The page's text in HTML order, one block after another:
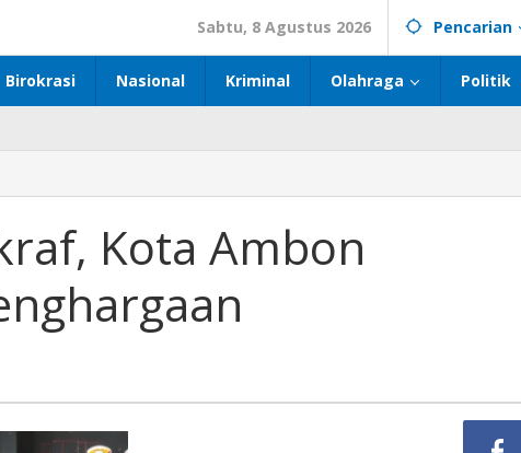
Sabtu, 8 Agustus 2026 Pencarian
Birokrasi Nasional Kriminal Olahraga Politik
Kota Ambon